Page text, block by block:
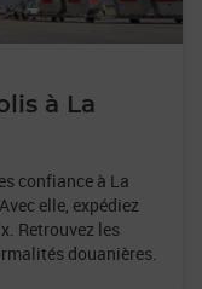
à La
confiance à La
elle, expédiez
Retrouvez les
douanières.